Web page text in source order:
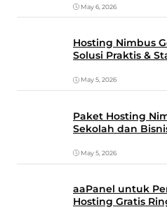
May 6, 2026
Hosting Nimbus
Solusi Praktis &
May 5, 2026
Paket Hosting
Sekolah dan
May 5, 2026
aaPanel untuk
Hosting Gratis